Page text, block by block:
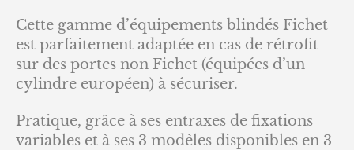
Cette gamme d’équipements blindés Fichet
est parfaitement adaptée en cas de rétrofit
sur des portes non Fichet (équipées d’un
cylindre européen) à sécuriser.
Pratique, grâce à ses entraxes de fixations
variables et à ses 3 modèles disponibles en 3